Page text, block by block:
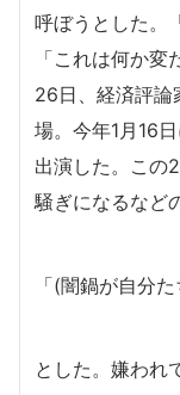
呼ぼうとした。
「これは何か
26日、経済評論
場。今年1月16
出演した。この
騒ぎになるなど
「(闇鍋が自分
とした。嫌われ